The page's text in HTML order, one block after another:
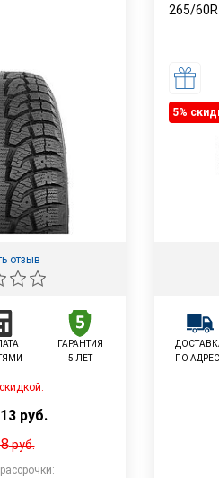
отзыв
ГАРАНТИЯ
5 ЛЕТ
13руб.
руб.
265/
5%
ПО